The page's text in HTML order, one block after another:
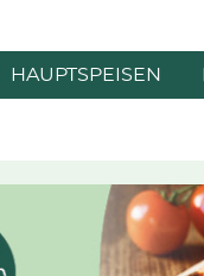
HAUPTSPEISEN